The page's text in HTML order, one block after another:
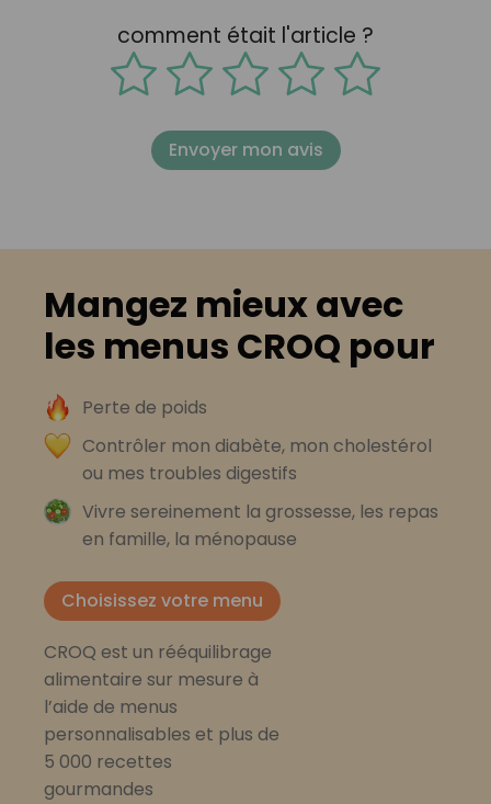
comment était l'article ?
Envoyer mon avis
Mangez mieux avec
les menus CROQ pour
Perte de poids
Contrôler mon diabète, mon cholestérol
ou mes troubles digestifs
Vivre sereinement la grossesse, les repas
en famille, la ménopause
Choisissez votre menu
CROQ est un rééquilibrage
alimentaire sur mesure à
l’aide de menus
personnalisables et plus de
5 000 recettes
gourmandes